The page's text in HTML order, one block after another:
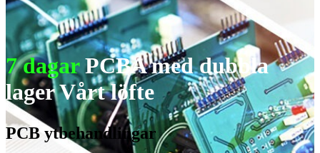
7 dagarPCBA med dubbla
lager Vårt löfte
PCB ytbehandlingar